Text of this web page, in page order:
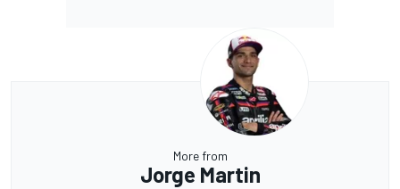
More from
Jorge Martin